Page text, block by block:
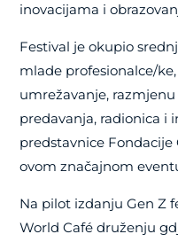
inovacijama i
Festival je okupio
mlade profesionalce/
umrežavanje,
predavanja, radionica i
predstavnice Fondacije
ovom značajnom
Na pilot izdanju Gen Z
World Café druženju